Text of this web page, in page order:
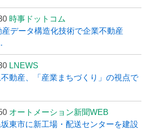
時事ドットコム
データ構造化技術で企業不動産
LNEWS
動産、「産業まちづくり」の視点で
オートメーション新聞WEB
東市に新工場・配送センターを建設